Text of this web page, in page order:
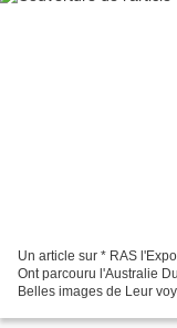
Un article sur * RAS
Ont parcouru l'Australie
Belles images de Leur